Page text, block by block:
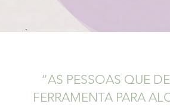
“AS PESSOAS QUE
FERRAMENTA PARA